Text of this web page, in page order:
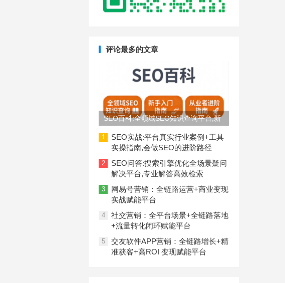
评论最多的文章
SEO百科:全领域SEO知识查询平台,新
手入门到从业者进阶指南
1
SEO实战:平台真实行业案例+工具
实操指南,会做SEO的进阶路径
2
SEO问答:搜索引擎优化全场景疑问
解决平台,专业解答高效检索
3
网易号营销：全链路运营+商业变现
实战赋能平台
4
社交营销：全平台场景+全链路落地
+流量转化闭环赋能平台
5
交友软件APP营销：全链路增长+精
准获客+高ROI 变现赋能平台